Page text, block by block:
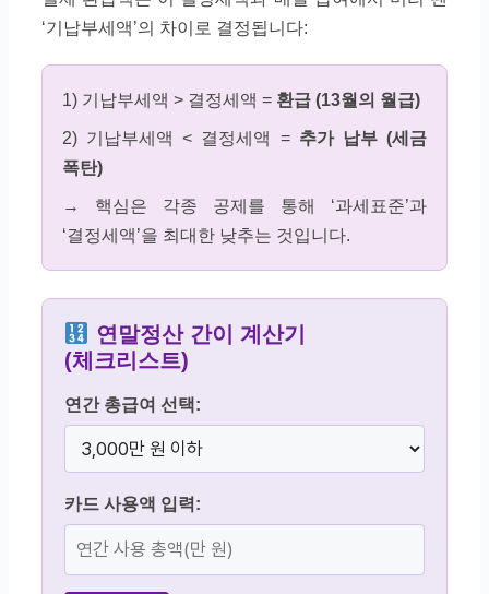
‘기납부세액’의 차이로 결정됩니다:
1) 기납부세액 > 결정세액 = 환급 (13월의 월급)
2) 기납부세액 < 결정세액 = 추가 납부 (세금
폭탄)
→ 핵심은 각종 공제를 통해 ‘과세표준’과
‘결정세액’을 최대한 낮추는 것입니다.
연말정산 간이 계산기
(체크리스트)
연간 총급여 선택:
카드 사용액 입력: